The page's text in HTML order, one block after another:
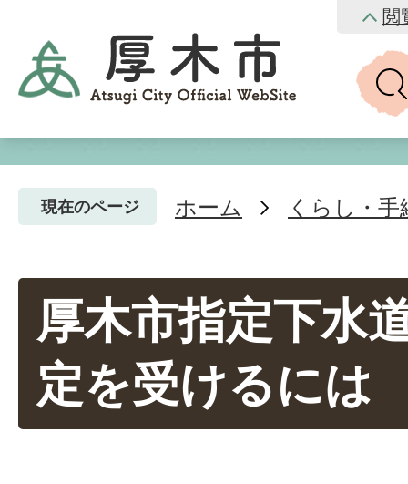
閲
現在のページ ホーム くらし・手
厚木市指定下水
定を受けるには